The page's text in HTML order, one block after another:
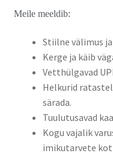
Meile meeldib:
Stiilne välimus
Kerge ja käib
Vetthülgavad
Helkurid
särada.
Tuulutusavad
Kogu vajalik
imikutarvete